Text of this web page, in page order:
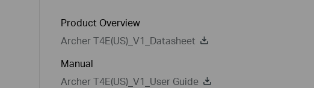
Product Overview
Archer T4E(US)_V1_Datasheet
Manual
Archer T4E(US)_V1_User Guide